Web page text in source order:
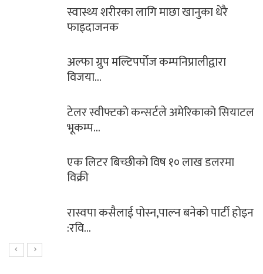
स्वास्थ्य शरीरका लागि माछा खानुका धेरै
फाइदाजनक
अल्फा ग्रुप मल्टिपर्पोज कम्पनिप्रालीद्वारा
विजया…
टेलर स्वीफ्टको कन्सर्टले अमेरिकाको सियाटल
भूकम्प…
एक लिटर बिच्छीको विष १० लाख डलरमा
विक्री
रास्वपा कसैलाई पोस्न,पाल्न बनेको पार्टी होइन
:रवि…